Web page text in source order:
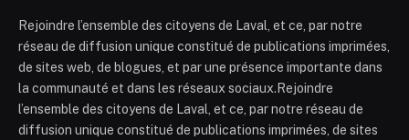
Rejoindre l’ensemble des citoyens de Laval, et ce, par notre
réseau de diffusion unique constitué de publications imprimées,
de sites web, de blogues, et par une présence importante dans
la communauté et dans les réseaux sociaux.Rejoindre
l’ensemble des citoyens de Laval, et ce, par notre réseau de
diffusion unique constitué de publications imprimées, de sites